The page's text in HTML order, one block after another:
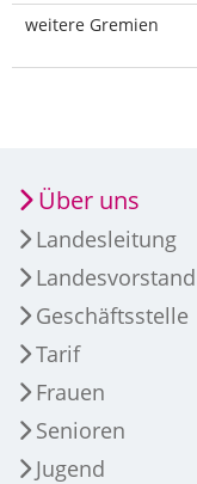
weitere Gremien
Über uns
Landesleitung
Landesvorstand
Geschäftsstelle
Tarif
Frauen
Senioren
Jugend